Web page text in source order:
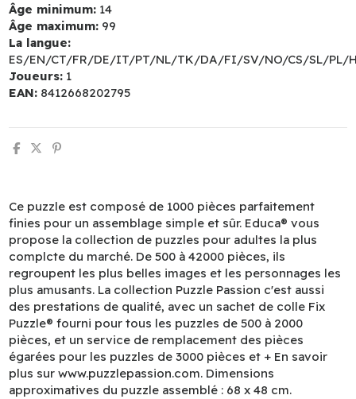
Âge minimum: 14
Âge maximum: 99
La langue:
ES/EN/CT/FR/DE/IT/PT/NL/TK/DA/FI/SV/NO/CS/SL/PL/
Joueurs: 1
EAN: 8412668202795
Ce puzzle est composé de 1000 pièces parfaitement
finies pour un assemblage simple et sûr. Educa® vous
propose la collection de puzzles pour adultes la plus
complcte du marché. De 500 à 42000 pièces, ils
regroupent les plus belles images et les personnages les
plus amusants. La collection Puzzle Passion c'est aussi
des prestations de qualité, avec un sachet de colle Fix
Puzzle® fourni pour tous les puzzles de 500 à 2000
pièces, et un service de remplacement des pièces
égarées pour les puzzles de 3000 pièces et + En savoir
plus sur www.puzzlepassion.com. Dimensions
approximatives du puzzle assemblé : 68 x 48 cm.